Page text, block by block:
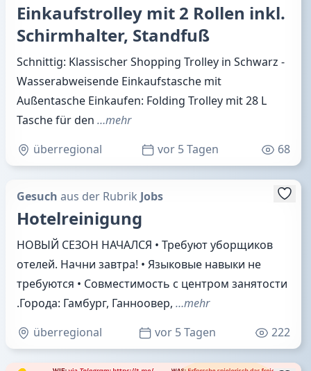
Einkaufstrolley mit 2 Rollen inkl.
Schirmhalter, Standfuß
Schnittig: Klassischer Shopping Trolley in Schwarz -
Wasserabweisende Einkaufstasche mit
Außentasche Einkaufen: Folding Trolley mit 28 L
Tasche für den …mehr
überregional
vor 5 Tagen 68
Gesuch aus der Rubrik Jobs
Hotelreinigung
НОВЫЙ СЕЗОН НАЧАЛСЯ • Требуют уборщиков
отелей. Начни завтра! • Языковые навыки не
требуются • Совместимость с центром занятости
.Города: Гамбург, Ганноовер, …mehr
überregional
vor 5 Tagen 222